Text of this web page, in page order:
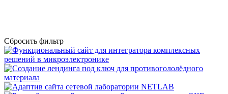
Сбросить фильтр